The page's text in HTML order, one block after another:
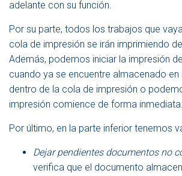
adelante con su función.
Por su parte, todos los trabajos que
cola de impresión se irán imprimiendo
Además, podemos iniciar la impresión
cuando ya se encuentre almacenado en
dentro de la cola de impresión o
impresión comience de forma inmediata.
Por último, en la parte inferior tenemos
Dejar pendientes documentos no
verifica que el documento